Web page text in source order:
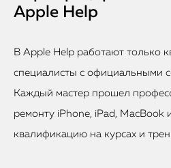
Apple Help
В Apple Help работают только
специалисты с официальными
Каждый мастер прошел
ремонту iPhone, iPad, MacBook
квалификацию на курсах и